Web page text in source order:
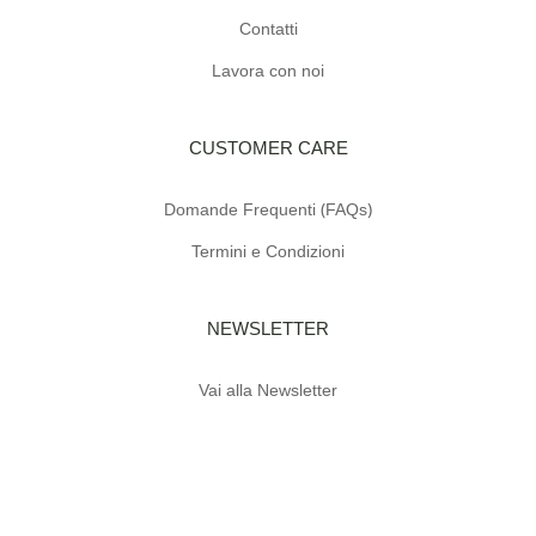
Contatti
Lavora con noi
CUSTOMER CARE
Domande Frequenti (FAQs)
Termini e Condizioni
NEWSLETTER
Vai alla Newsletter